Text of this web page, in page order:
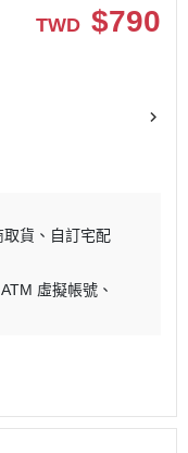
TWD $790
取貨
自訂宅配
ATM 虛擬帳號